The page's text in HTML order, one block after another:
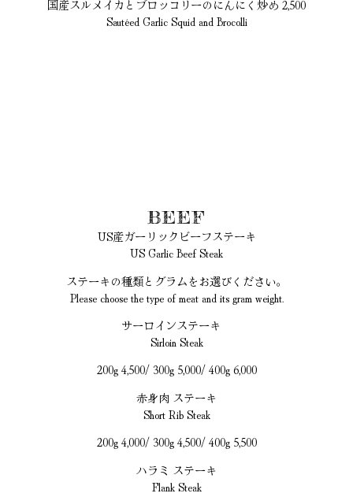
国産スルメイカとブロッコリーのにんにく炒め 2,500
Sautéed Garlic Squid and Brocolli
BEEF
US産ガーリックビーフステーキ
US Garlic Beef Steak
ステーキの種類とグラムをお選びください。
Please choose the type of meat and its gram weight.
サーロインステーキ
Sirloin Steak
200g 4,500/ 300g 5,000/ 400g 6,000
赤身肉 ステーキ
Short Rib Steak
200g 4,000/ 300g 4,500/ 400g 5,500
ハラミ ステーキ
Flank Steak